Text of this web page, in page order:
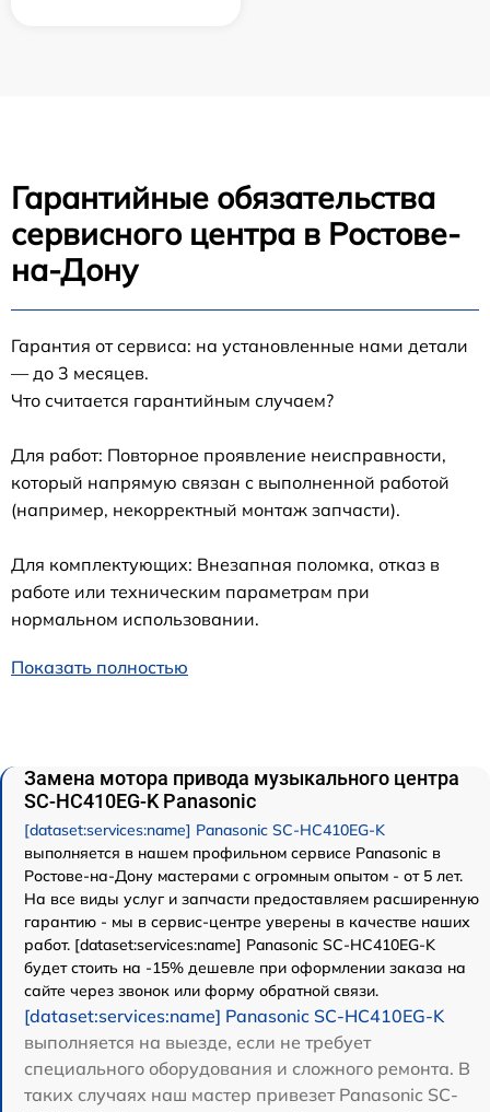
Гарантийные обязательства
сервисного центра в Ростове-
на-Дону
Гарантия от сервиса: на установленные нами детали
— до 3 месяцев.
Что считается гарантийным случаем?
Для работ: Повторное проявление неисправности,
который напрямую связан с выполненной работой
(например, некорректный монтаж запчасти).
Для комплектующих: Внезапная поломка, отказ в
работе или техническим параметрам при
нормальном использовании.
Показать полностью
Замена мотора привода музыкального центра
SC-HC410EG-K Panasonic
[dataset:services:name] Panasonic SC-HC410EG-K
выполняется в нашем профильном сервисе Panasonic в
Ростове-на-Дону мастерами с огромным опытом - от 5 лет.
На все виды услуг и запчасти предоставляем расширенную
гарантию - мы в сервис-центре уверены в качестве наших
работ. [dataset:services:name] Panasonic SC-HC410EG-K
будет стоить на -15% дешевле при оформлении заказа на
сайте через звонок или форму обратной связи.
[dataset:services:name] Panasonic SC-HC410EG-K
выполняется на выезде, если не требует
специального оборудования и сложного ремонта. В
таких случаях наш мастер привезет Panasonic SC-